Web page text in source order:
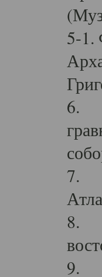
5-1.
6.
7.
8.
9.